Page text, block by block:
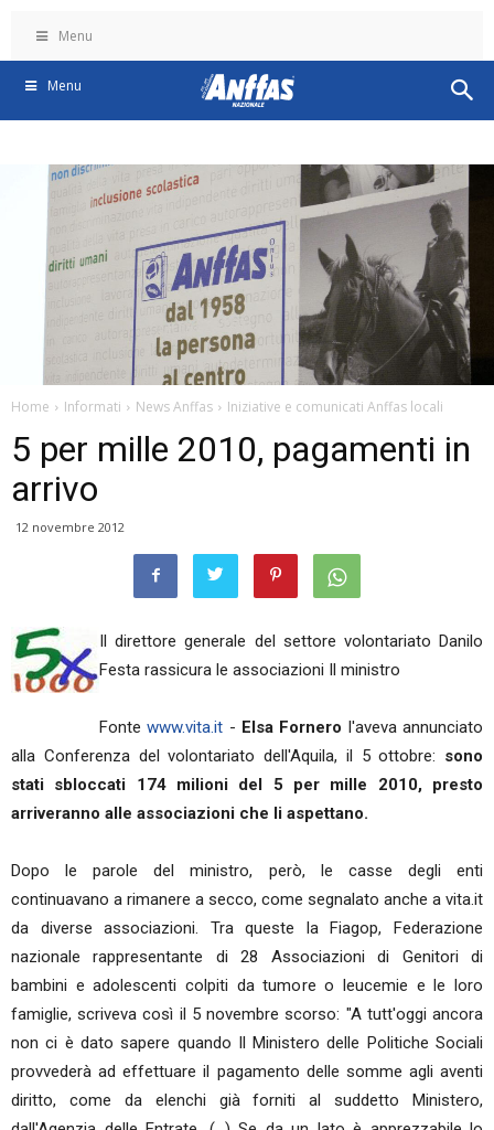
Menu
Menu
Home Informati News Anffas Iniziative e comunicati Anffas locali
5 per mille 2010, pagamenti in
arrivo
12 novembre 2012
Il direttore generale del settore volontariato Danilo
Festa rassicura le associazioni Il ministro
Fontewww.vita.it - Elsa Fornero l'aveva annunciato
alla Conferenza del volontariato dell'Aquila, il 5 ottobre: sono
stati sbloccati 174 milioni del 5 per mille 2010, presto
arriveranno alle associazioni che li aspettano.
Dopo le parole del ministro, però, le casse degli enti
continuavano a rimanere a secco, come segnalato anche a vita.it
da diverse associazioni. Tra queste la Fiagop, Federazione
nazionale rappresentante di 28 Associazioni di Genitori di
bambini e adolescenti colpiti da tumore o leucemie e le loro
famiglie, scriveva così il 5 novembre scorso: "A tutt'oggi ancora
non ci è dato sapere quando Il Ministero delle Politiche Sociali
provvederà ad effettuare il pagamento delle somme agli aventi
diritto, come da elenchi già forniti al suddetto Ministero,